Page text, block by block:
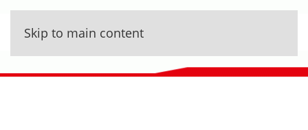
Skip to main content